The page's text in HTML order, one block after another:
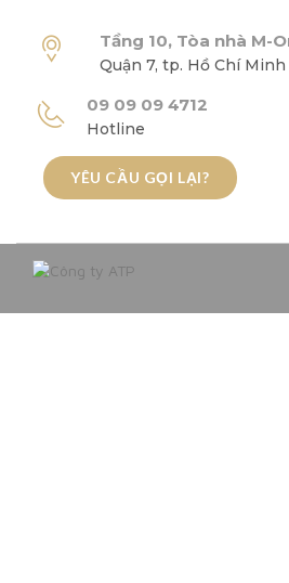
Tầng 10, Tòa nhà M-
Quận 7, tp. Hồ Chí Minh
09 09 09 4712
Hotline
YÊU CẦU GỌI LẠI?